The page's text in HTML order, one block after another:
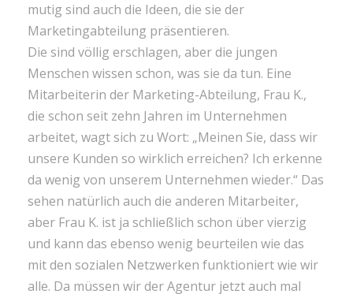
mutig sind auch die Ideen, die sie der
Marketingabteilung präsentieren.
Die sind völlig erschlagen, aber die jungen
Menschen wissen schon, was sie da tun. Eine
Mitarbeiterin der Marketing-Abteilung, Frau K.,
die schon seit zehn Jahren im Unternehmen
arbeitet, wagt sich zu Wort: „Meinen Sie, dass wir
unsere Kunden so wirklich erreichen? Ich erkenne
da wenig von unserem Unternehmen wieder.“ Das
sehen natürlich auch die anderen Mitarbeiter,
aber Frau K. ist ja schließlich schon über vierzig
und kann das ebenso wenig beurteilen wie das
mit den sozialen Netzwerken funktioniert wie wir
alle. Da müssen wir der Agentur jetzt auch mal